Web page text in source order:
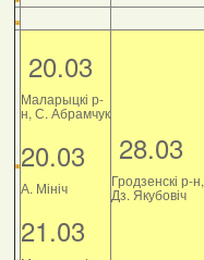
20.03
Маларыцкі р-
н, С. Абрамчук
20.03
А. Мініч
21.03
28.03
Гродзенскі р-н,
Дз. Якубовіч